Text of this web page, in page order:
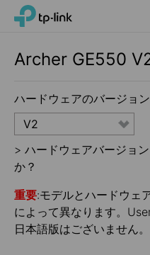
Click
navigation
TP-Link, Reliably Smart
Archer GE550
ハードウェアのバージョ
V2
> ハードウェアバージョ
か？
重要:モデルとハードウェ
によって異なります。
日本語版はございません。